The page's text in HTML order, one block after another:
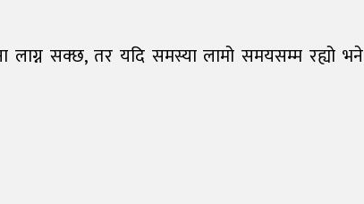
लाग्न सक्छ, तर यदि समस्या लामो समयसम्म रह्यो भने